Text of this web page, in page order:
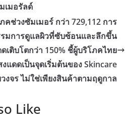
เมอรัลด์
คช่วงซัมเมอร์ กว่า 729,112 การ
มการดูแลผิวที่ซับซ้อนและลึกขึ้น
เติบโตกว่า 150% ชี้ผู้บริโภคไทย
แดดเป็นจุดเริ่มต้นของ Skincare
งจร ไม่ใช่เพียงสินค้าตามฤดูกาล
Like